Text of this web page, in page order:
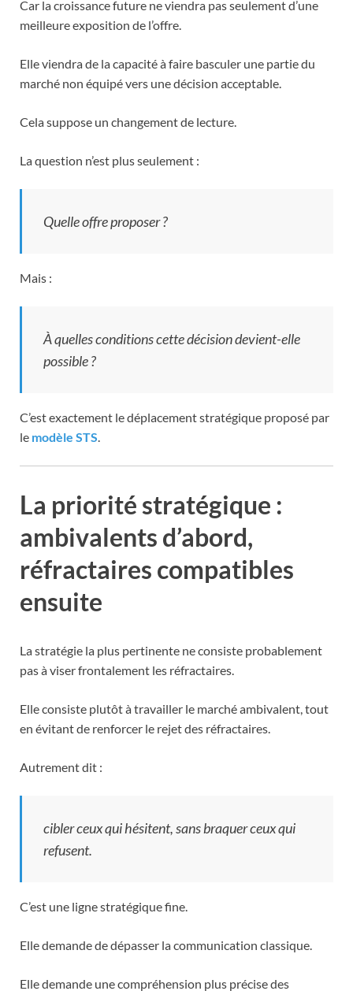
Car la croissance future ne viendra pas seulement d’une
meilleure exposition de l’offre.
Elle viendra de la capacité à faire basculer une partie du
marché non équipé vers une décision acceptable.
Cela suppose un changement de lecture.
La question n’est plus seulement :
Quelle offre proposer ?
Mais :
À quelles conditions cette décision devient-elle
possible ?
C’est exactement le déplacement stratégique proposé par
le modèle STS
La priorité stratégique :
ambivalents d’abord,
réfractaires compatibles
ensuite
La stratégie la plus pertinente ne consiste probablement
pas à viser frontalement les réfractaires.
Elle consiste plutôt à travailler le marché ambivalent, tout
en évitant de renforcer le rejet des réfractaires.
Autrement dit :
cibler ceux qui hésitent, sans braquer ceux qui
refusent.
C’est une ligne stratégique fine.
Elle demande de dépasser la communication classique.
Elle demande une compréhension plus précise des